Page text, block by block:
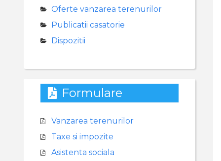
Oferte vanzarea terenurilor
Publicatii casatorie
Dispozitii
Formulare
Vanzarea terenurilor
Taxe si impozite
Asistenta sociala